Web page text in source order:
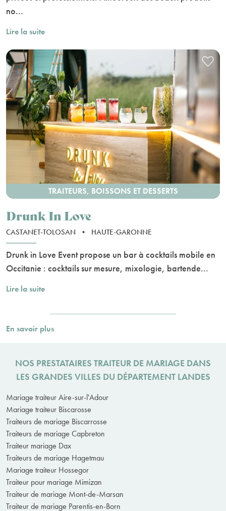
no...
Lire la suite
TRAITEURS, BOISSONS ET DESSERTS
Drunk In Love
CASTANET-TOLOSAN • HAUTE-GARONNE
Drunk in Love Event propose un bar à cocktails mobile en
Occitanie : cocktails sur mesure, mixologie, bartende...
Lire la suite
En savoir plus
NOS PRESTATAIRES TRAITEUR DE MARIAGE DANS
LES GRANDES VILLES DU DÉPARTEMENT LANDES
Mariage traiteur Aire-sur-l'Adour
Mariage traiteur Biscarosse
Traiteurs de mariage Biscarrosse
Traiteurs de mariage Capbreton
Traiteur mariage Dax
Traiteurs de mariage Hagetmau
Mariage traiteur Hossegor
Traiteur pour mariage Mimizan
Traiteur de mariage Mont-de-Marsan
Traiteur de mariage Parentis-en-Born